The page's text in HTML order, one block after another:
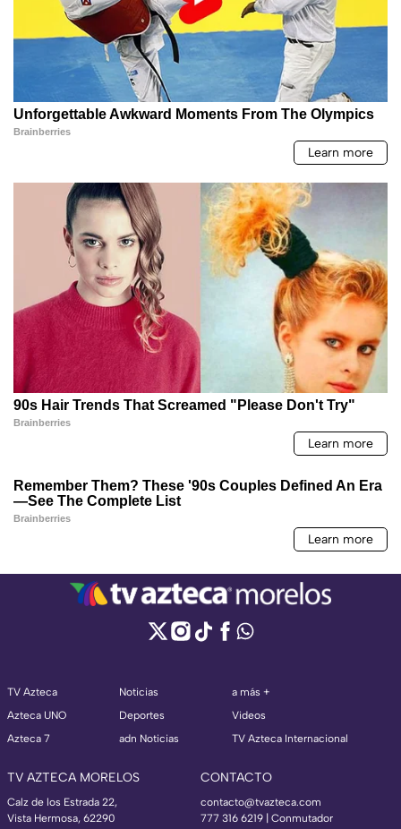
TV Azteca
Azteca UNO
Azteca 7
Noticias
Deportes
adn Noticias
a más +
Videos
TV Azteca Internacional
TV AZTECA MORELOS
Calz de los Estrada 22,
Vista Hermosa, 62290
CONTACTO
contacto@tvazteca.com
777 316 6219 | Conmutador